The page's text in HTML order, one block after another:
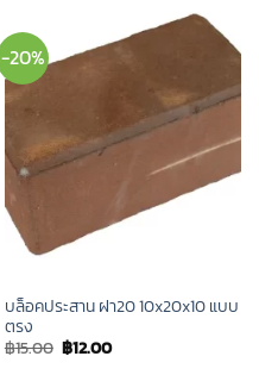
-20%
บล็อคประสาน ฝา20 10x20x10 แบบ
ตรง
฿15.00 Original
price
฿12.00Current